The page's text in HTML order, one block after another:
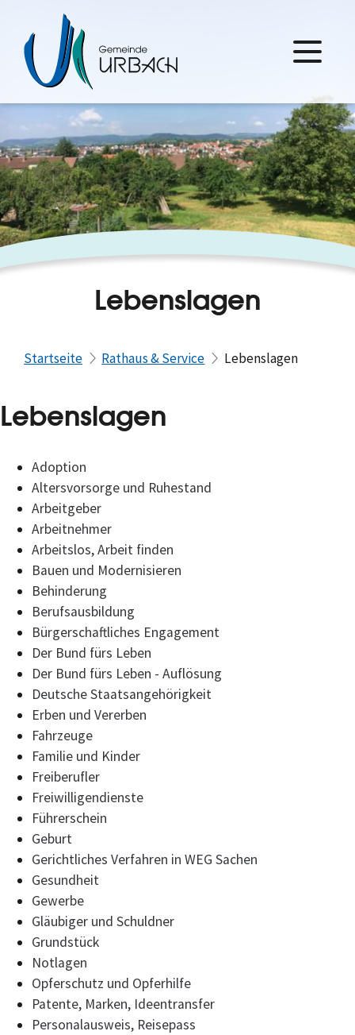
Lebenslagen
Startseite Rathaus & Service Lebenslagen
Lebenslagen
Adoption
Altersvorsorge und Ruhestand
Arbeitgeber
Arbeitnehmer
Arbeitslos, Arbeit finden
Bauen und Modernisieren
Behinderung
Berufsausbildung
Bürgerschaftliches Engagement
Der Bund fürs Leben
Der Bund fürs Leben - Auflösung
Deutsche Staatsangehörigkeit
Erben und Vererben
Fahrzeuge
Familie und Kinder
Freiberufler
Freiwilligendienste
Führerschein
Geburt
Gerichtliches Verfahren in WEG Sachen
Gesundheit
Gewerbe
Gläubiger und Schuldner
Grundstück
Notlagen
Opferschutz und Opferhilfe
Patente, Marken, Ideentransfer
Personalausweis, Reisepass